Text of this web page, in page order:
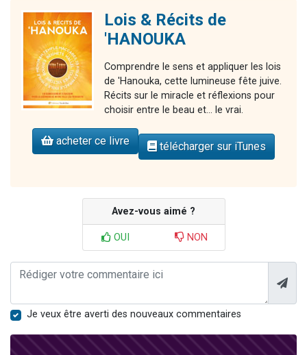
Lois & Récits de
'HANOUKA
Comprendre le sens et appliquer les lois
de 'Hanouka, cette lumineuse fête juive.
Récits sur le miracle et réflexions pour
choisir entre le beau et... le vrai.
acheter ce livre télécharger sur iTunes
Avez-vous aimé ?
OUI NON
Je veux être averti des nouveaux commentaires